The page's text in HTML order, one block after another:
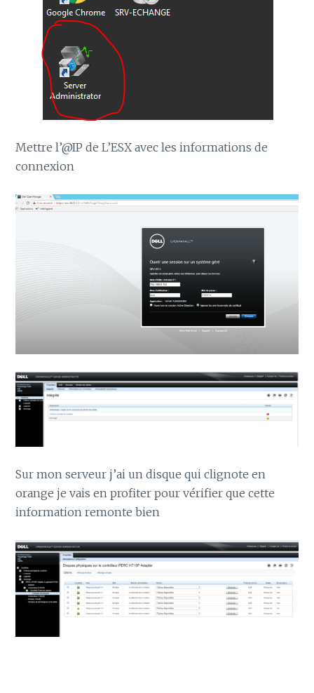
Mettre l’@IP de L’ESX avec les informations de
connexion
Sur mon serveur j’ai un disque qui clignote en
orange je vais en profiter pour vérifier que cette
information remonte bien